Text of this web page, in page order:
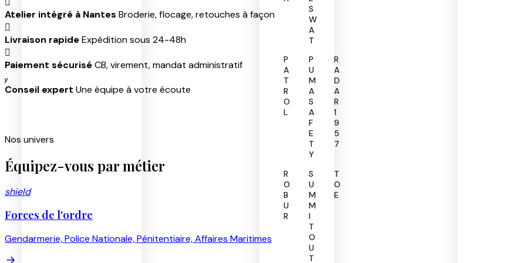
S
W
A
T
P
A
T
R
O
L
P
U
M
A
S
A
F
E
T
Y
R
A
D
A
R
1
9
5
7
R
O
B
U
R
S
U
M
M
I
T
O
U
T
T
O
E
Atelier intégré à Nantes Broderie, flocage, retouches à façon

Livraison rapideExpédition sous 24-48h

Paiement sécuriséCB, virement, mandat administratif

Conseil expert Une équipe à votre écoute
Nos univers
Équipez-vous par métier
shield
Forces de l'ordre
Gendarmerie, Police Nationale, Pénitentiaire, Affaires Maritimes